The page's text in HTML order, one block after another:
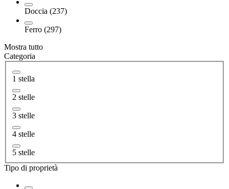
Doccia (237)
Ferro (297)
Mostra tutto
Categoria
1 stella
2 stelle
3 stelle
4 stelle
5 stelle
Tipo di proprietà